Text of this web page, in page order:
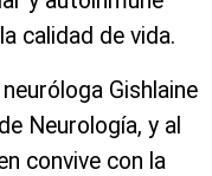
calidad de vida.
Gishlaine
Neurología, y al
convive con la